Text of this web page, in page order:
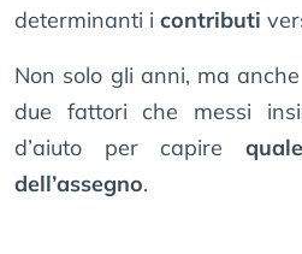
determinanti i contributi
Non solo gli anni, ma
due fattori che messi
d’aiuto per capire
dell’assegno.